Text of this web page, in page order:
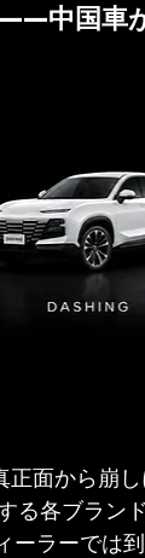
中国車
面から崩
各ブラン
ラーでは